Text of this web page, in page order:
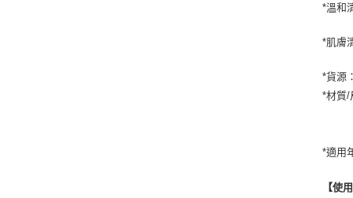
*溫和
*肌膚
*貨源
*材質/
*適用
【使